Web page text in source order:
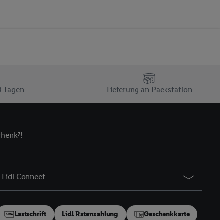
Tagen Lieferung an Packstation
Lidl Connect
Lastschrift Lidl Ratenzahlung Geschenkkarte
Ihre Einwilligung
für Werbung und
und
Informationen,
Utiq-
von
Profilen zur